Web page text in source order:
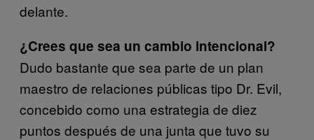
delante.
¿Crees que sea un cambio intencional?
Dudo bastante que sea parte de un plan
maestro de relaciones públicas tipo Dr. Evil,
concebido como una estrategia de diez
puntos después de una junta que tuvo su